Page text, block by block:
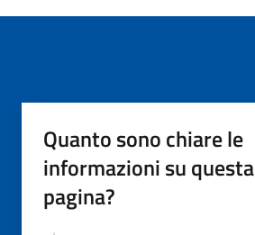
Quanto sono chiare le
informazioni su questa
pagina?